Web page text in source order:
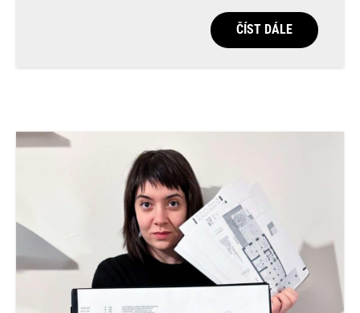
ČÍST DÁLE